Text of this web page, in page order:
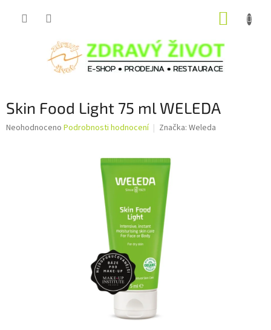
Skin Food Light 75 ml WELEDA
Průměrné
Neohodnoceno Podrobnosti hodnocení Značka: Weleda